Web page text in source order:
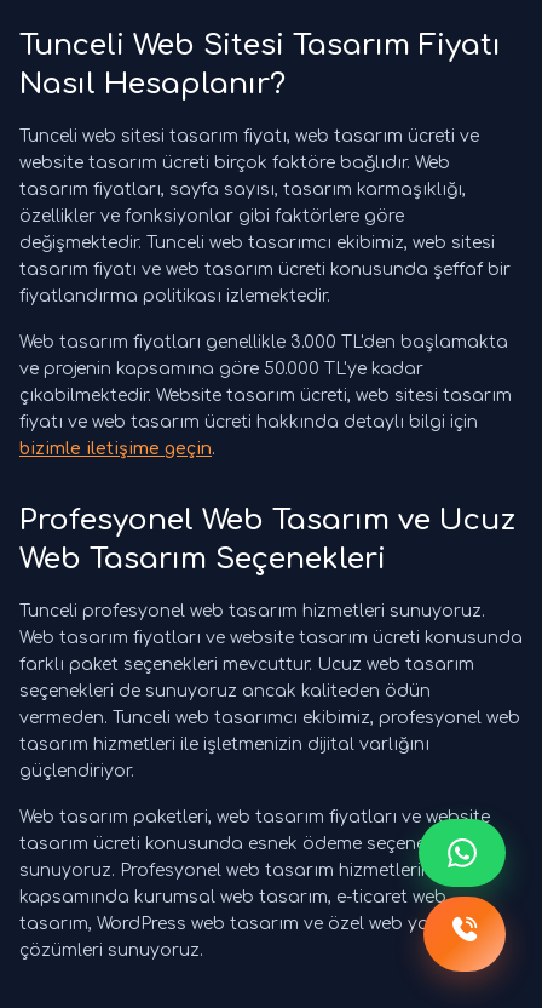
Tunceli Web Sitesi Tasarım Fiyatı
Nasıl Hesaplanır?
Tunceli web sitesi tasarım fiyatı, web tasarım ücreti ve
website tasarım ücreti birçok faktöre bağlıdır. Web
tasarım fiyatları, sayfa sayısı, tasarım karmaşıklığı,
özellikler ve fonksiyonlar gibi faktörlere göre
değişmektedir. Tunceli web tasarımcı ekibimiz, web sitesi
tasarım fiyatı ve web tasarım ücreti konusunda şeffaf bir
fiyatlandırma politikası izlemektedir.
Web tasarım fiyatları genellikle 3.000 TL'den başlamakta
ve projenin kapsamına göre 50.000 TL'ye kadar
çıkabilmektedir. Website tasarım ücreti, web sitesi tasarım
fiyatı ve web tasarım ücreti hakkında detaylı bilgi için
bizimle iletişime geçin.
Profesyonel Web Tasarım ve Ucuz
Web Tasarım Seçenekleri
Tunceli profesyonel web tasarım hizmetleri sunuyoruz.
Web tasarım fiyatları ve website tasarım ücreti konusunda
farklı paket seçenekleri mevcuttur. Ucuz web tasarım
seçenekleri de sunuyoruz ancak kaliteden ödün
vermeden. Tunceli web tasarımcı ekibimiz, profesyonel web
tasarım hizmetleri ile işletmenizin dijital varlığını
güçlendiriyor.
Web tasarım paketleri, web tasarım fiyatları ve website
tasarım ücreti konusunda esnek ödeme seçenekleri
sunuyoruz. Profesyonel web tasarım hizmetlerimiz
kapsamında kurumsal web tasarım, e-ticaret web
tasarım, WordPress web tasarım ve özel web yazılım
çözümleri sunuyoruz.